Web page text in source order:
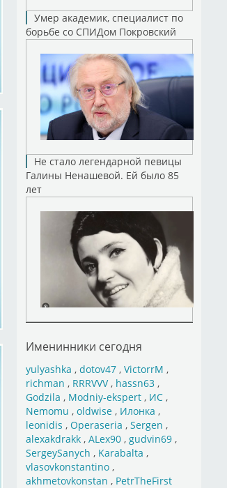
Умер академик, специалист по
борьбе со СПИДом Покровский
Не стало легендарной певицы
Галины Ненашевой. Ей было 85
лет
Именинники сегодня
yulyashka , dotov47, VictorrM ,
richman , RRRVVV, hassn63,
Godzila , Modniy-ekspert, ИС,
Nemomu , oldwise, Илонка ,
leonidis , Operaseria , Sergen ,
alexakdrakk, ALex90, gudvin69,
SergeySanych , Karabalta ,
vlasovkonstantino,
akhmetovkonstan , PetrTheFirst